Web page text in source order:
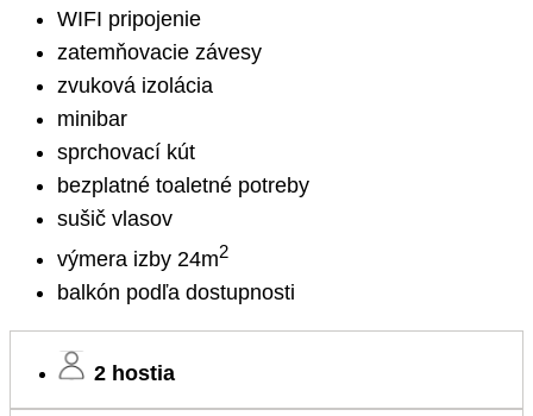
WIFI pripojenie
zatemňovacie závesy
zvuková izolácia
minibar
sprchovací kút
bezplatné toaletné potreby
sušič vlasov
výmera izby 24m2
balkón podľa dostupnosti
2 hostia